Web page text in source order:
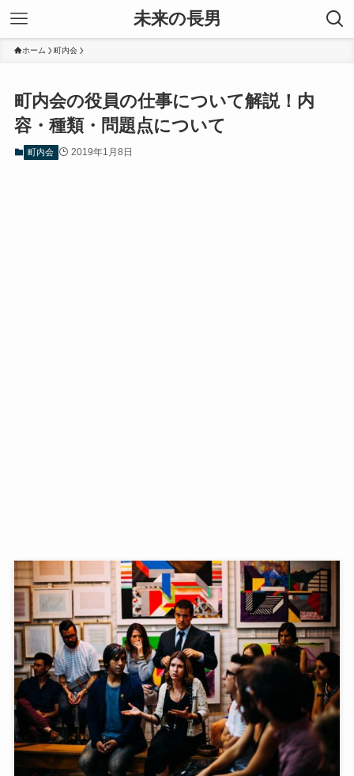
未来の長男
ホーム 町内会
町内会の役員の仕事について解説！内
容・種類・問題点について
町内会 2019年1月8日